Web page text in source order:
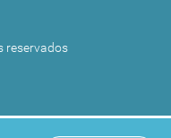
reservados